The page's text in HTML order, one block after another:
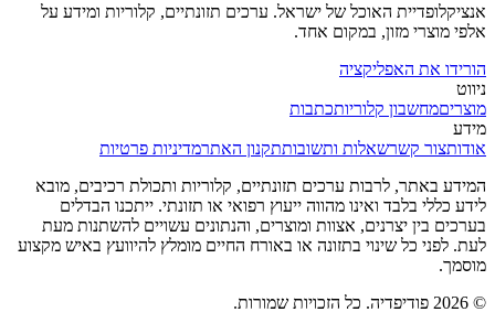
אנציקלופדיית האוכל של ישראל. ערכים תזונתיים, קלוריות ומידע על
אלפי מוצרי מזון, במקום אחד.
הורידו את האפליקציה
ניווט
מוצריםמחשבון קלוריותכתבות
מידע
אודותצור קשרשאלות ותשובותתקנון האתרמדיניות פרטיות
המידע באתר, לרבות ערכים תזונתיים, קלוריות ותכולת רכיבים, מובא
לידע כללי בלבד ואינו מהווה ייעוץ רפואי או תזונתי. ייתכנו הבדלים
בערכים בין יצרנים, אצוות ומוצרים, והנתונים עשויים להשתנות מעת
לעת. לפני כל שינוי בתזונה או באורח החיים מומלץ להיוועץ באיש מקצוע
מוסמך.
©
2026 פודיפדיה. כל הזכויות שמורות.